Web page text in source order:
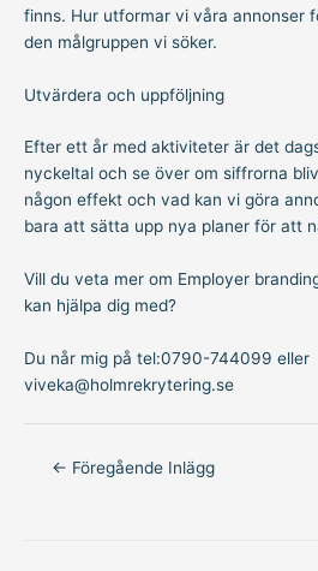
finns. Hur utformar vi våra annonser
den målgruppen vi söker.
Utvärdera och uppföljning
Efter ett år med aktiviteter är det
nyckeltal och se över om siffrorna
någon effekt och vad kan vi göra
bara att sätta upp nya planer för att
Vill du veta mer om Employer
kan hjälpa dig med?
Du når mig på tel:0790-744099 eller
viveka@holmrekrytering.se
← Föregående Inlägg